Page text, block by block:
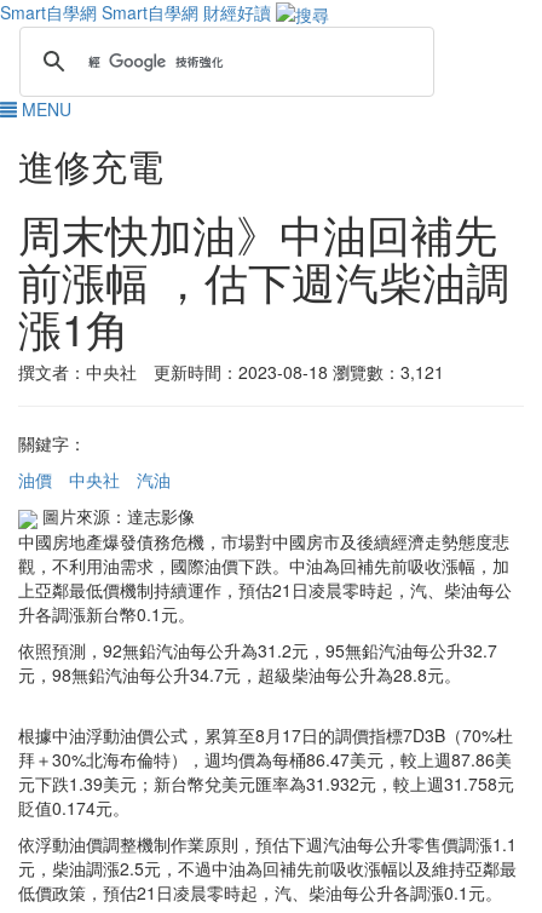
Smart自學網 Smart自學網 財經好讀
MENU
進修充電
周末快加油》中油回補先
前漲幅 ，估下週汽柴油調
漲1角
撰文者：中央社 更新時間：2023-08-18 瀏覽數：3,121
關鍵字：
油價
中央社
汽油
圖片來源：達志影像
中國房地產爆發債務危機，市場對中國房市及後續經濟走勢態度悲
觀，不利用油需求，國際油價下跌。中油為回補先前吸收漲幅，加
上亞鄰最低價機制持續運作，預估21日凌晨零時起，汽、柴油每公
升各調漲新台幣0.1元。
依照預測，92無鉛汽油每公升為31.2元，95無鉛汽油每公升32.7
元，98無鉛汽油每公升34.7元，超級柴油每公升為28.8元。
根據中油浮動油價公式，累算至8月17日的調價指標7D3B（70%杜
拜＋30%北海布倫特），週均價為每桶86.47美元，較上週87.86美
元下跌1.39美元；新台幣兌美元匯率為31.932元，較上週31.758元
貶值0.174元。
依浮動油價調整機制作業原則，預估下週汽油每公升零售價調漲1.1
元，柴油調漲2.5元，不過中油為回補先前吸收漲幅以及維持亞鄰最
低價政策，預估21日凌晨零時起，汽、柴油每公升各調漲0.1元。